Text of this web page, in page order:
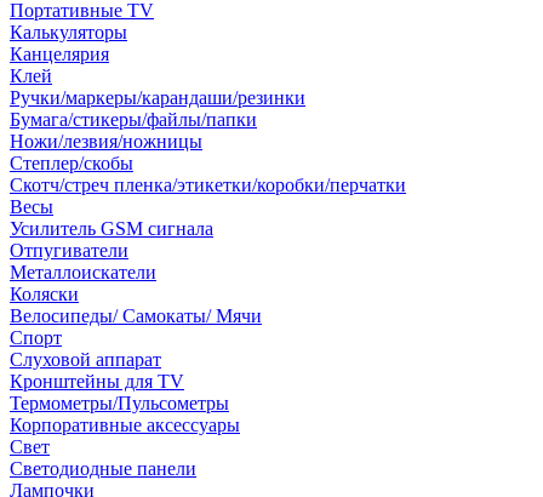
Портативные TV
Калькуляторы
Канцелярия
Клей
Ручки/маркеры/карандаши/резинки
Бумага/стикеры/файлы/папки
Ножи/лезвия/ножницы
Степлер/скобы
Скотч/стреч пленка/этикетки/коробки/перчатки
Весы
Усилитель GSM сигнала
Отпугиватели
Металлоискатели
Коляски
Велосипеды/ Самокаты/ Мячи
Спорт
Слуховой аппарат
Кронштейны для TV
Термометры/Пульсометры
Корпоративные аксессуары
Свет
Светодиодные панели
Лампочки